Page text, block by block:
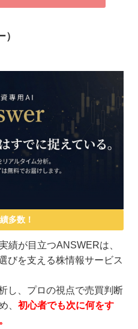
多数！
績が目立つANSWERは、
びを支える株情報サービス
し、プロの視点で売買判断
、初心者でも次に何をす